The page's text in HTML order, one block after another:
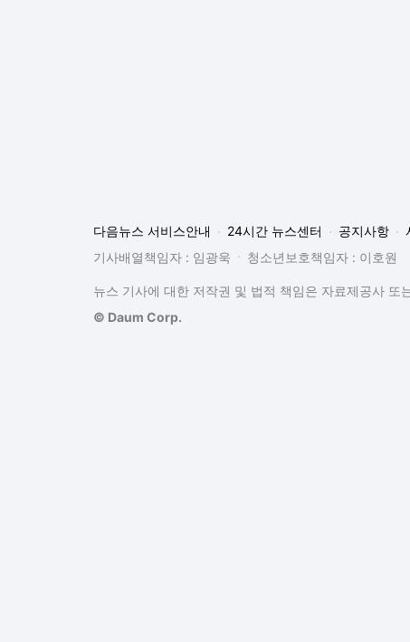
다음뉴스 서비스안내 24시간 뉴스센터 공지사항
기사배열책임자 : 임광욱
청소년보호책임자 : 이호원
뉴스 기사에 대한 저작권 및 법적 책임은 자료제공사
© Daum Corp.